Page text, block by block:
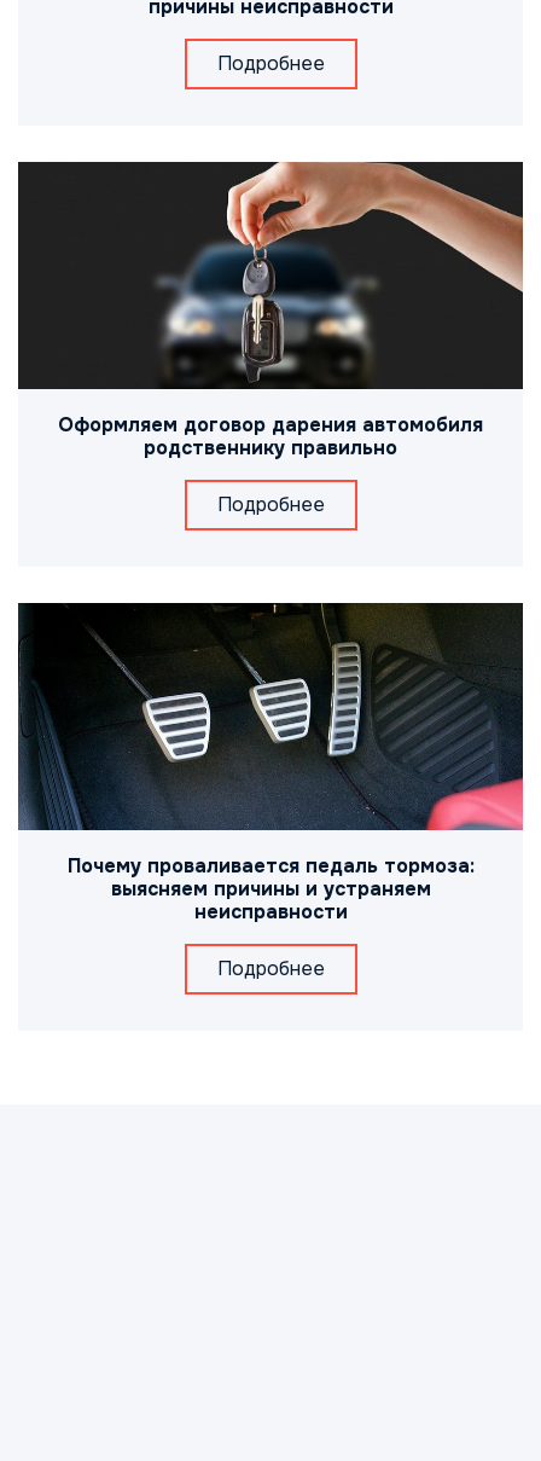
причины неисправности
Подробнее
Оформляем договор дарения автомобиля
родственнику правильно
Подробнее
Почему проваливается педаль тормоза:
выясняем причины и устраняем
неисправности
Подробнее